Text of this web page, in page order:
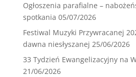
Ogłoszenia parafialne –
spotkania 05/07/2026
Festiwal Muzyki Przywracanej
dawna niesłyszanej 25/06/2026
33 Tydzień Ewangelizacyjny na
21/06/2026